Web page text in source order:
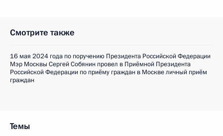
Смотрите также
16 мая 2024 года по поручению Президента Российской Федерации
Мэр Москвы Сергей Собянин провел в Приёмной Президента
Российской Федерации по приёму граждан в Москве личный приём
граждан
Темы